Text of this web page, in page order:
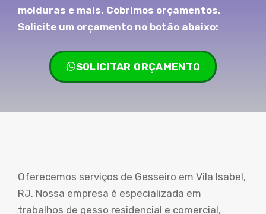
molduras e mais. Cobrimos orçamentos.
Solicite um orçamento no botão abaixo:
SOLICITAR ORÇAMENTO
Oferecemos serviços de Gesseiro em Vila Isabel,
RJ. Nossa empresa é especializada em
trabalhos de gesso residencial e comercial,